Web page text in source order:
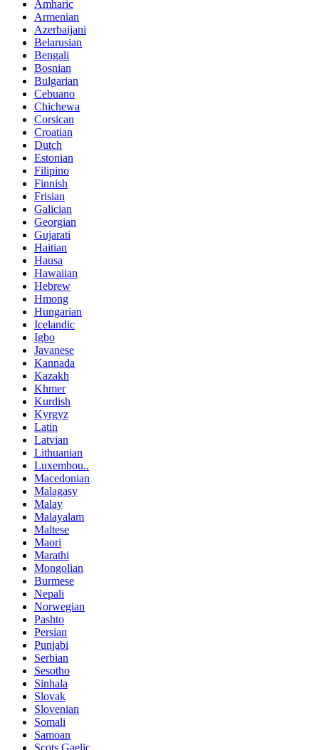
Amharic
Armenian
Azerbaijani
Belarusian
Bengali
Bosnian
Bulgarian
Cebuano
Chichewa
Corsican
Croatian
Dutch
Estonian
Filipino
Finnish
Frisian
Galician
Georgian
Gujarati
Haitian
Hausa
Hawaiian
Hebrew
Hmong
Hungarian
Icelandic
Igbo
Javanese
Kannada
Kazakh
Khmer
Kurdish
Kyrgyz
Latin
Latvian
Lithuanian
Luxembou..
Macedonian
Malagasy
Malay
Malayalam
Maltese
Maori
Marathi
Mongolian
Burmese
Nepali
Norwegian
Pashto
Persian
Punjabi
Serbian
Sesotho
Sinhala
Slovak
Slovenian
Somali
Samoan
Scots Gaelic